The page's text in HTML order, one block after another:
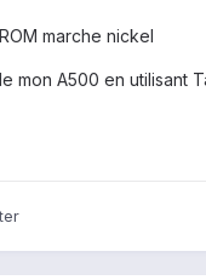
marche nickel
mon A500 en utilisant